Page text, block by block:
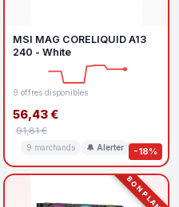
-18%
MSI MAG CORELIQUID A13
240 - White
9 offres disponibles
56,43 €
91,81 €
9 marchands 🔔 Alerter
BON PLAN